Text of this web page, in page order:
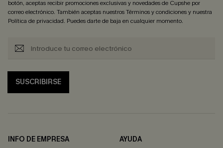
botón, aceptas recibir promociones exclusivas y novedades de Cupshe por
correo electrónico. También aceptas nuestrosTérminos y condicionesy nuestra
Política de privacidad. Puedes darte de baja en cualquier momento.
SUSCRIBIRSE
INFO DE EMPRESA
AYUDA